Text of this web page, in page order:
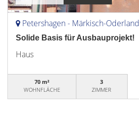
Petershagen - Märkisch-Oderland
Solide Basis für Ausbauprojekt!
Haus
70 m²
WOHNFLÄCHE
3
ZIMMER